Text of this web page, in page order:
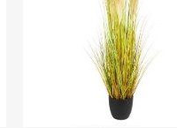
Zidna Ogledala